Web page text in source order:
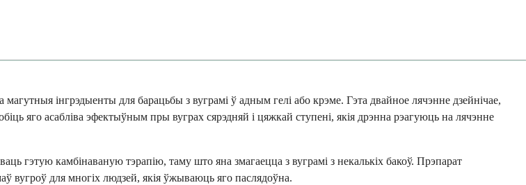
інгрэдыенты для барацьбы з вуграмі ў адным гелі або крэме. Гэта двайное лячэнне дзейнічае,
яго асабліва эфектыўным пры вуграх сярэдняй і цяжкай ступені, якія дрэнна рэагуюць на лячэнне
гэтую камбінаваную тэрапію, таму што яна змагаецца з вуграмі з некалькіх бакоў. Прэпарат
для многіх людзей, якія ўжываюць яго паслядоўна.